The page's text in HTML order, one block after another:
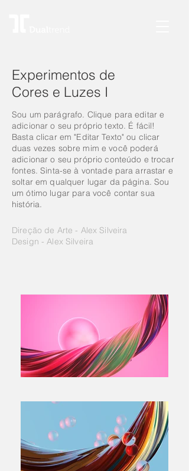
Experimentos de
Cores e Luzes I
Sou um parágrafo. Clique para editar e
adicionar o seu próprio texto. É fácil!
Basta clicar em "Editar Texto" ou clicar
duas vezes sobre mim e você poderá
adicionar o seu próprio conteúdo e trocar
fontes. Sinta-se à vontade para arrastar e
soltar em qualquer lugar da página. Sou
um ótimo lugar para você contar sua
história.
Direção de Arte - Alex Silveira
Design - Alex Silveira